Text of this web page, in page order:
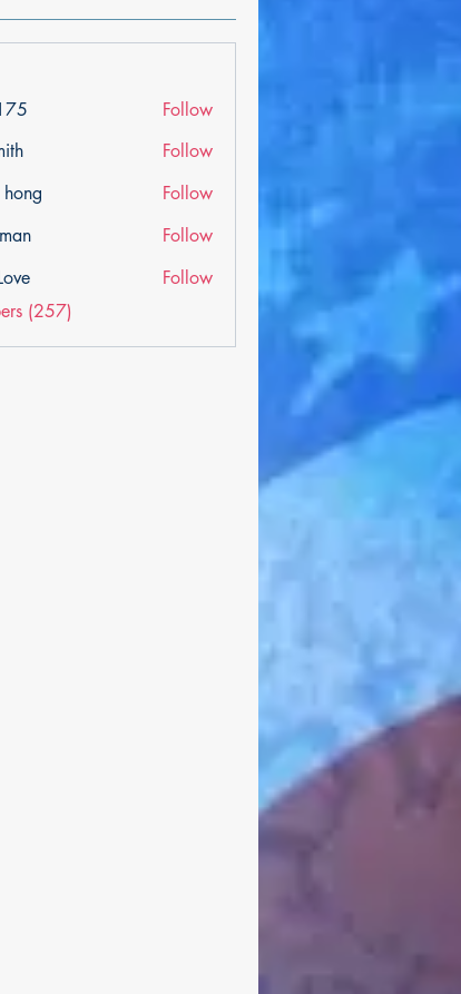
Follow
Follow
Follow
Follow
Follow
(257)